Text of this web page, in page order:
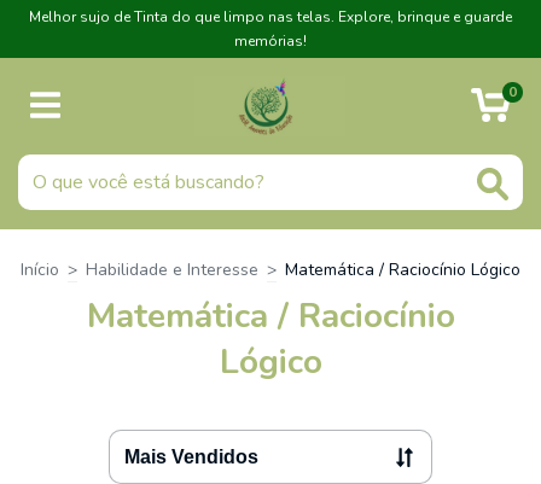
Melhor sujo de Tinta do que limpo nas telas. Explore, brinque e guarde
memórias!
0
Início > Habilidade e Interesse > Matemática / Raciocínio Lógico
Matemática / Raciocínio
Lógico